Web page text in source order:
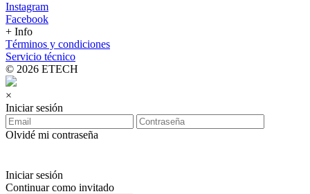
Instagram
Facebook
+ Info
Términos y condiciones
Servicio técnico
© 2026 ETECH
×
Iniciar sesión
Olvidé mi contraseña
Iniciar sesión
Continuar como invitado